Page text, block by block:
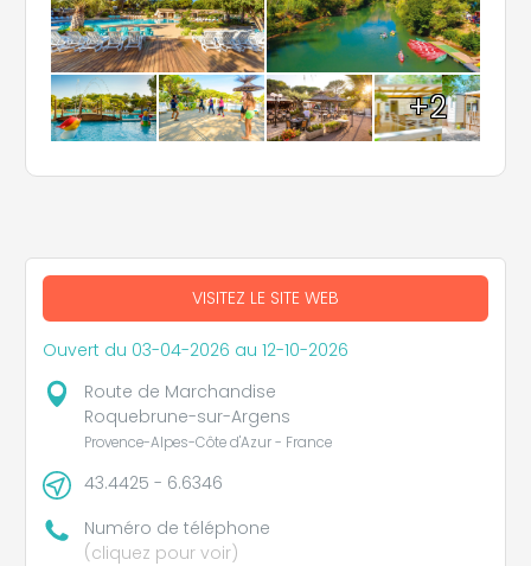
+2
VISITEZ LE SITE WEB
Ouvert du 03-04-2026 au 12-10-2026
Route de Marchandise
Roquebrune-sur-Argens
Provence-Alpes-Côte d'Azur - France
43.4425 - 6.6346
Numéro de téléphone
(cliquez pour voir)